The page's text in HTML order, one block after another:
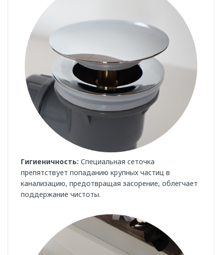
Гигиеничность: Специальная сеточка
препятствует попаданию крупных частиц в
канализацию, предотвращая засорение, облегчает
поддержание чистоты.